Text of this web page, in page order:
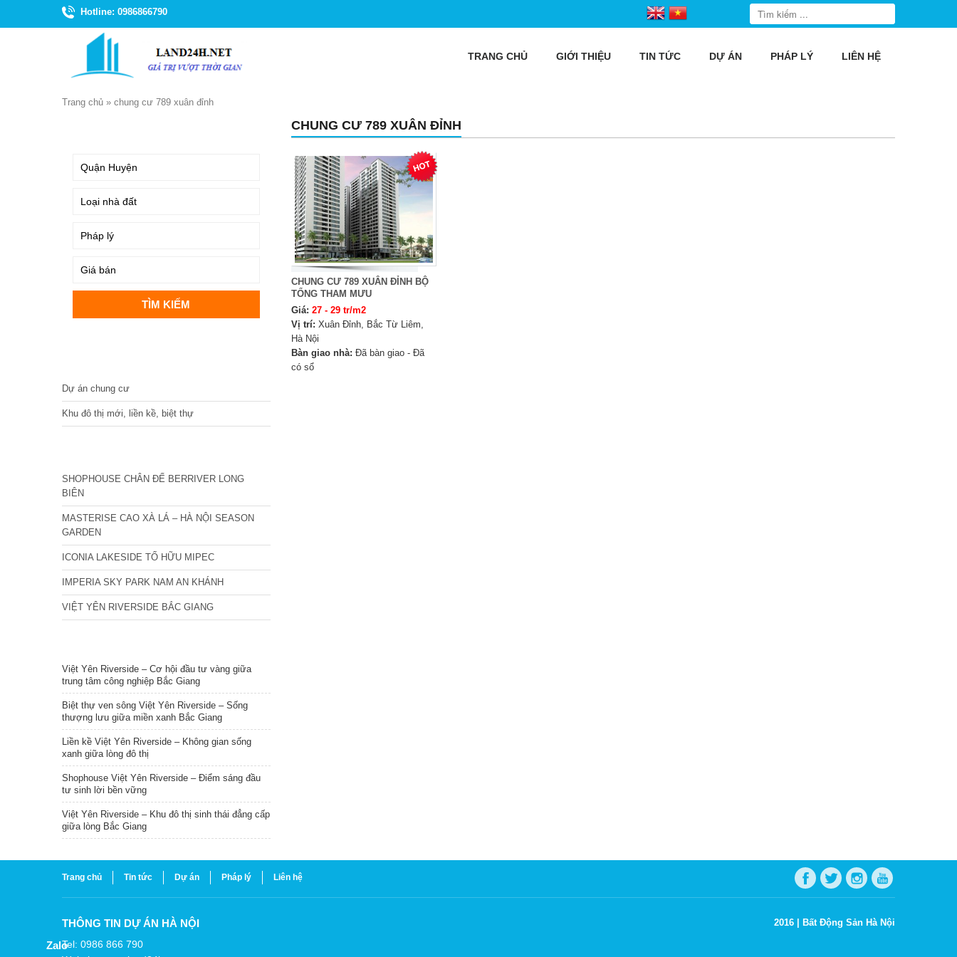
Hotline: 0986866790
TRANG CHỦ GIỚI THIỆU TIN TỨC DỰ ÁN PHÁP LÝ LIÊN HỆ
Trang chủ » chung cư 789 xuân đỉnh
CHUNG CƯ 789 XUÂN ĐỈNH
CHUNG CƯ 789 XUÂN ĐỈNH BỘ
TỔNG THAM MƯU
Giá: 27 - 29 tr/m2
Vị trí: Xuân Đỉnh, Bắc Từ Liêm,
Hà Nội
Bàn giao nhà: Đã bàn giao - Đã
có sổ
Dự án chung cư
Khu đô thị mới, liền kề, biệt thự
SHOPHOUSE CHÂN ĐẾ BERRIVER LONG
BIÊN
MASTERISE CAO XÀ LÁ – HÀ NỘI SEASON
GARDEN
ICONIA LAKESIDE TỐ HỮU MIPEC
IMPERIA SKY PARK NAM AN KHÁNH
VIỆT YÊN RIVERSIDE BẮC GIANG
Việt Yên Riverside – Cơ hội đầu tư vàng giữa
trung tâm công nghiệp Bắc Giang
Biệt thự ven sông Việt Yên Riverside – Sống
thượng lưu giữa miền xanh Bắc Giang
Liền kề Việt Yên Riverside – Không gian sống
xanh giữa lòng đô thị
Shophouse Việt Yên Riverside – Điểm sáng đầu
tư sinh lời bền vững
Việt Yên Riverside – Khu đô thị sinh thái đẳng cấp
giữa lòng Bắc Giang
Trang chủ Tin tức Dự án Pháp lý Liên hệ
THÔNG TIN DỰ ÁN HÀ NỘI
Tel: 0986 866 790
2016 | Bất Động Sản Hà Nội
Zalo